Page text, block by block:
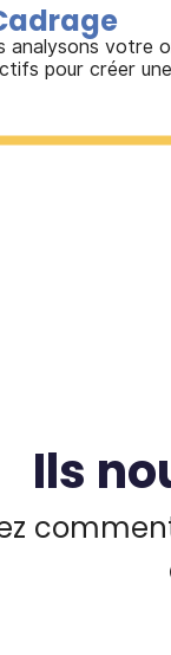
analysons votre
pour créer
Ils